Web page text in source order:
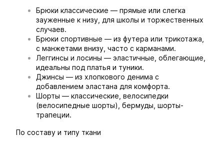
Брюки классические — прямые или слегка
зауженные к низу, для школы и торжественных
случаев.
Брюки спортивные — из футера или трикотажа,
с манжетами внизу, часто с карманами.
Леггинсы и лосины — эластичные, облегающие,
идеальны под платья и туники.
Джинсы — из хлопкового денима с
добавлением эластана для комфорта.
Шорты — классические, велосипедки
(велосипедные шорты), бермуды, шорты-
трапеции.
По составу и типу ткани